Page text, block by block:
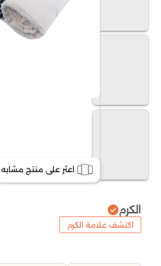
اعثر على منتج مشابه
الكرم
اكتشف علامة الكرم